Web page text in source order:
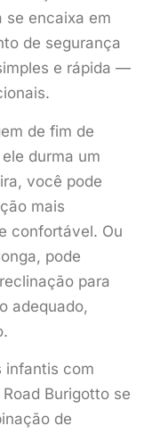
se encaixa em
de segurança
e rápida —
de fim de
durma um
você pode
mais
confortável. Ou
pode
para
adequado,
infantis com
Burigotto se
de